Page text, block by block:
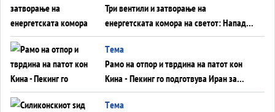
Три вентили и затворање на
енергетската комора на светот: Нападот
во Суец најавува глобален енергетски
инфаркт?
Tема
Рамо на отпор и тврдина на патот кон
Кина - Пекинг го подготвува Иран за
американска копнена инвазија
Tема